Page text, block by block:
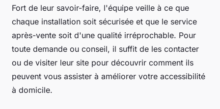
Fort de leur savoir-faire, l'équipe veille à ce que
chaque installation soit sécurisée et que le service
après-vente soit d'une qualité irréprochable. Pour
toute demande ou conseil, il suffit de les contacter
ou de visiter leur site pour découvrir comment ils
peuvent vous assister à améliorer votre accessibilité
à domicile.